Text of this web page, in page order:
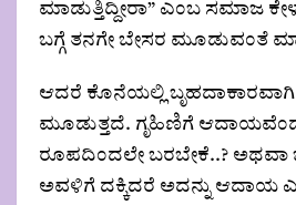
ಮಾಡುತ್ತಿದ್ದೀರಾ” ಎಂಬ ಸಮಾಜ
ಬಗ್ಗೆ ತನಗೇ ಬೇಸರ ಮೂಡುವಂತೆ
ಆದರೆ ಕೊನೆಯಲ್ಲಿ ಬೃಹದಾಕಾರವಾಗಿ
ಮೂಡುತ್ತದೆ. ಗೃಹಿಣಿಗೆ
ರೂಪದಿಂದಲೇ ಬರಬೇಕೆ..? ಅಥವಾ
ಅವಳಿಗೆ ದಕ್ಕಿದರೆ ಅದನ್ನು ಆದಾಯ